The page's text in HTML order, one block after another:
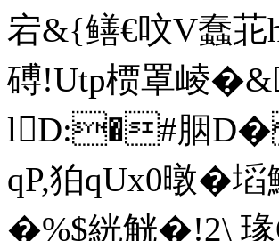
宕&{鳝€呅V蠢
磗!Utp槚罩崚
lD:�#胭
qP,狛qUx0暾�
�%$絖觥�!2\